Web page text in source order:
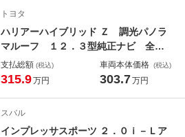
ＬＥＤヘッド スマートキー
トヨタ
ハリアーハイブリッド Ｚ 調光パノラ
マルーフ １２．３型純正ナビ 全周
囲カメラ ＪＢＬサウンド トヨタセ
ーフティセンス レーダークルーズ
コ コーナーセンサー
支払総額 (税込)
315.9万円
車両本体価格 (税込)
303.7万円
スバル
インプレッサスポーツ ２．０ｉ－Ｌア